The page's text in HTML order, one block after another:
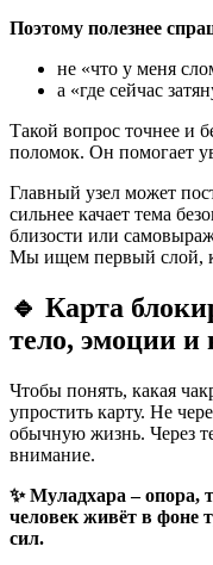
Поэтому полезнее
не «что у меня
а «где сейчас
Такой вопрос точнее и
поломок. Он помогает
Главный узел может
сильнее качает тема
близости или
Мы ищем первый слой,
🔹 Карта
тело, эмоции и
Чтобы понять, какая
упростить карту. Не
обычную жизнь. Через
внимание.
✨ Муладхара – опора,
человек живёт в фоне
сил.